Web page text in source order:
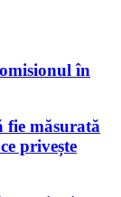
în
fie măsurată
privește